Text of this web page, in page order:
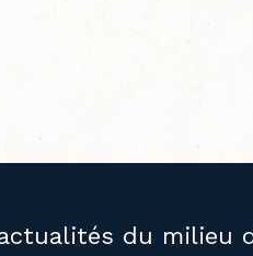
du milieu